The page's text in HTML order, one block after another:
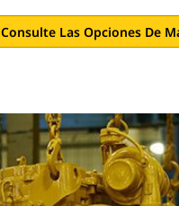
Consulte Las Opciones De